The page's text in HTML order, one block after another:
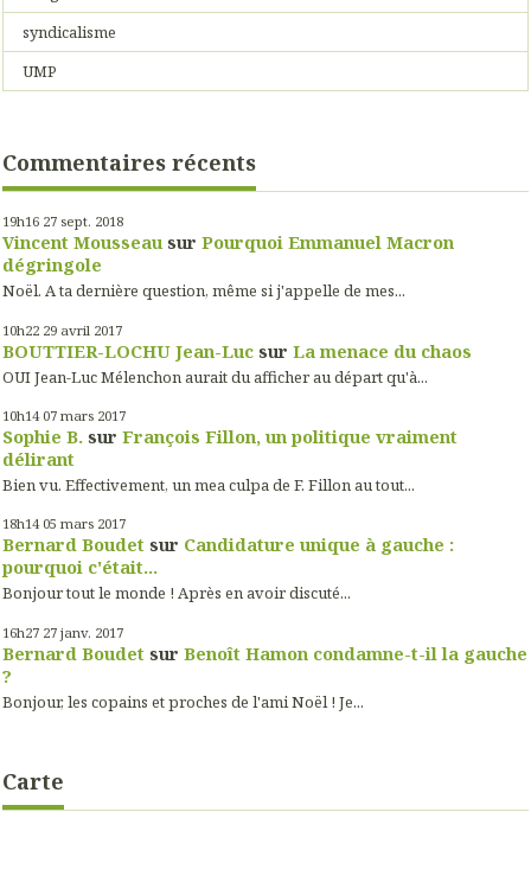
syndicalisme
UMP
Commentaires récents
19h16 27 sept. 2018
Vincent Mousseau sur Pourquoi Emmanuel Macron
dégringole
Noël. A ta dernière question, même si j'appelle de mes...
10h22 29 avril 2017
BOUTTIER-LOCHU Jean-Luc sur La menace du chaos
OUI Jean-Luc Mélenchon aurait du afficher au départ qu'à...
10h14 07 mars 2017
Sophie B. sur François Fillon, un politique vraiment
délirant
Bien vu. Effectivement, un mea culpa de F. Fillon au tout...
18h14 05 mars 2017
Bernard Boudet sur Candidature unique à gauche :
pourquoi c'était...
Bonjour tout le monde ! Après en avoir discuté...
16h27 27 janv. 2017
Bernard Boudet sur Benoît Hamon condamne-t-il la gauche
?
Bonjour, les copains et proches de l'ami Noël ! Je...
Carte